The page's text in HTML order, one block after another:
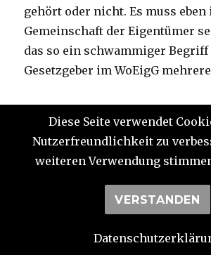
gehört oder nicht. Es muss eben
Gemeinschaft der Eigentümer
das so ein schwammiger
Gesetzgeber im WoEigG
ordnungsmäßige Erhaltung
gemeinschaftlichen
Abschluss einer Gebäude-
sowie einer
Ansammlung einer
Aufstellen von
Diese Seite verwendet
Nutzerfreundlichkeit zu
weiteren Verwendung
VERSTANDEN